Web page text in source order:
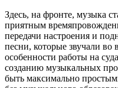
Здесь, на фронте, музыка
приятным
передачи настроения и
песни, которые звучали во
особенности работы на
созданию музыкальных
быть максимально